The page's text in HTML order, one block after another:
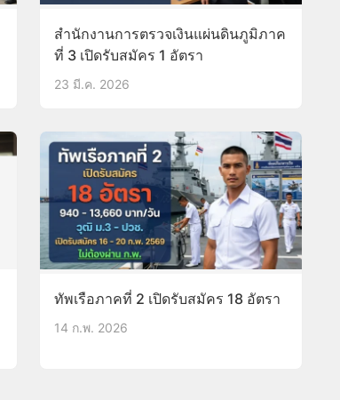
สำนักงานการตรวจเงินแผ่นดินภูมิภาค
ที่ 3 เปิดรับสมัคร 1 อัตรา
23 มี.ค. 2026
ทัพเรือภาคที่ 2 เปิดรับสมัคร 18 อัตรา
14 ก.พ. 2026